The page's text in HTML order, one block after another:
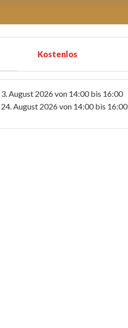
Kostenlos
3. August 2026von 14:00 bis 16:00
24. August 2026von 14:00 bis 16:00